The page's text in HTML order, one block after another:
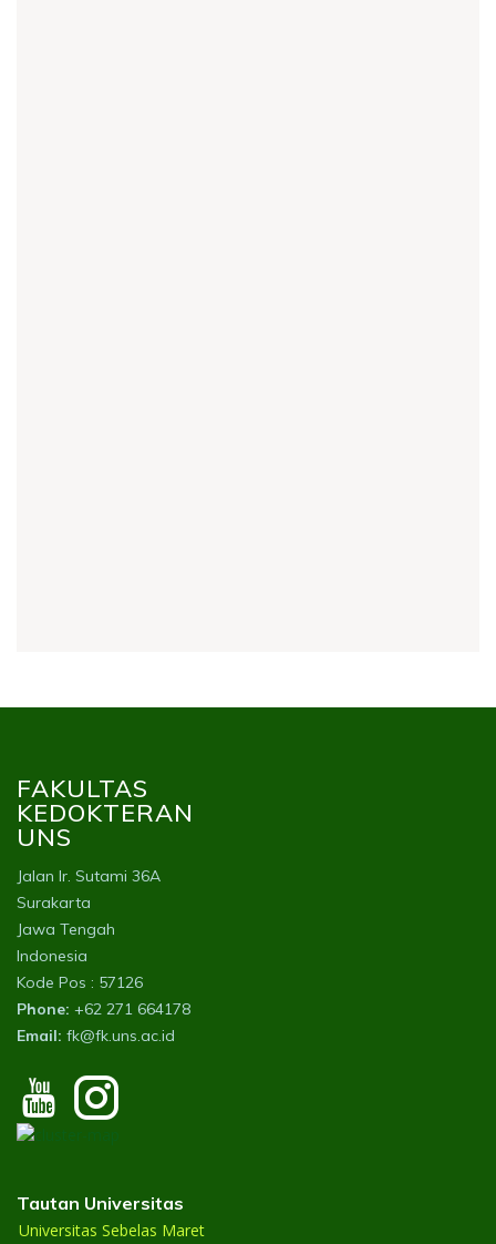
FAKULTAS
KEDOKTERAN
UNS
Jalan Ir. Sutami 36A
Surakarta
Jawa Tengah
Indonesia
Kode Pos : 57126
Phone: +62 271 664178
Email: fk@fk.uns.ac.id
Tautan Universitas
Universitas Sebelas Maret